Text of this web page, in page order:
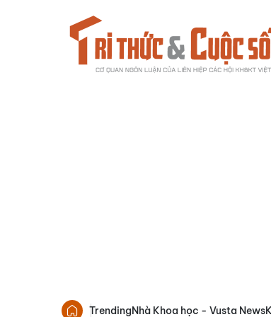
TrendingNhà Khoa học - Vusta News